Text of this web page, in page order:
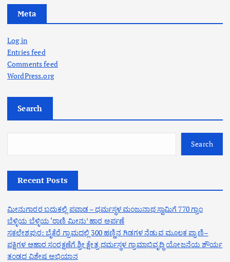
Meta
Log in
Entries feed
Comments feed
WordPress.org
Search
Search
Recent Posts
ಮೀನುಗಾರರ ಬದುಕಲ್ಲಿ ಪವಾಡ – ಧರ್ಮಸ್ಥಳ ಮಂಜುನಾಥ ಸ್ವಾಮಿಗೆ 770 ಗ್ರಾಂ
ಬೆಳ್ಳಿಯ ಬೆಳ್ಳಿಯ ‘ರಾಣಿ ಮೀನು’ ಹಾರ ಅರ್ಪಣೆ
ಸಕಲೇಶಪುರ: ಬೈಕೆರೆ ಗ್ರಾಮದಲ್ಲಿ 300 ಹಣ್ಣಿನ ಗಿಡಗಳ ನೆಡುವ ಮೂಲಕ ಪ್ರಾಣಿ–
ಪಕ್ಷಿಗಳ ಆಹಾರ ಸಂರಕ್ಷಣೆಗೆ ಶ್ರೀ ಕ್ಷೇತ್ರ ಧರ್ಮಸ್ಥಳ ಗ್ರಾಮಾಭಿವೃದ್ಧಿ ಯೋಜನೆಯ ಶೌರ್ಯ
ತಂಡದ ವಿಶೇಷ ಅಭಿಯಾನ